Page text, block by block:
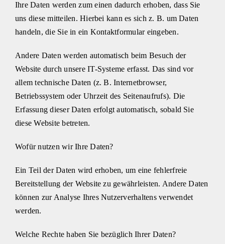
Ihre Daten werden zum einen dadurch erhoben, dass Sie
uns diese mitteilen. Hierbei kann es sich z. B. um Daten
handeln, die Sie in ein Kontaktformular eingeben.
Andere Daten werden automatisch beim Besuch der
Website durch unsere IT-Systeme erfasst. Das sind vor
allem technische Daten (z. B. Internetbrowser,
Betriebssystem oder Uhrzeit des Seitenaufrufs). Die
Erfassung dieser Daten erfolgt automatisch, sobald Sie
diese Website betreten.
Wofür nutzen wir Ihre Daten?
Ein Teil der Daten wird erhoben, um eine fehlerfreie
Bereitstellung der Website zu gewährleisten. Andere Daten
können zur Analyse Ihres Nutzerverhaltens verwendet
werden.
Welche Rechte haben Sie bezüglich Ihrer Daten?